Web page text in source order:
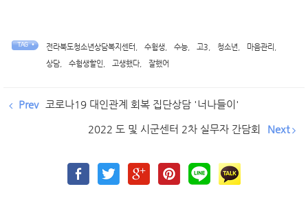
TAG • 전라북도청소년상담복지센터 수험생 수능 고3 청소년 마음관리
상담, 수험생할인 고생했다, 잘했어
Prev 코로나19 대인관계 회복 집단상담 '너나들이'
2022 도 및 시군센터 2차 실무자 간담회 Next